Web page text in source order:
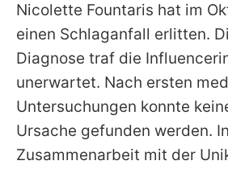
Alle Themen auf
Jobs
App
Team
Nicolette Fountaris hat im
einen Schlaganfall erlitten.
Diagnose traf die
unerwartet. Nach ersten
Untersuchungen konnte
Ursache gefunden werden. In
Zusammenarbeit mit der